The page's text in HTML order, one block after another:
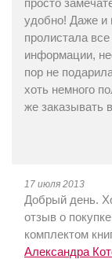
просто
удобно! Даже и
пролистала
информации,
пор не
хоть немного
же заказывать
17 июля 2013
Добрый день.
отзыв о покупке
комплектом
Александра